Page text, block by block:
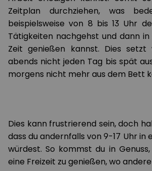
Zeitplan durchziehen, was
beispielsweise von 8 bis 13 Uhr
Tätigkeiten nachgehst und dann in
Zeit genießen kannst. Dies setzt
abends nicht jeden Tag bis spät
morgens nicht mehr aus dem Bett
Dies kann frustrierend sein, doch
dass du andernfalls von 9-17 Uhr in
würdest. So kommst du in
eine Freizeit zu genießen, wo